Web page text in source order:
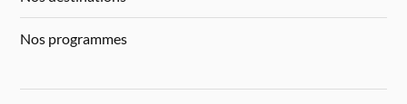
Nos programmes